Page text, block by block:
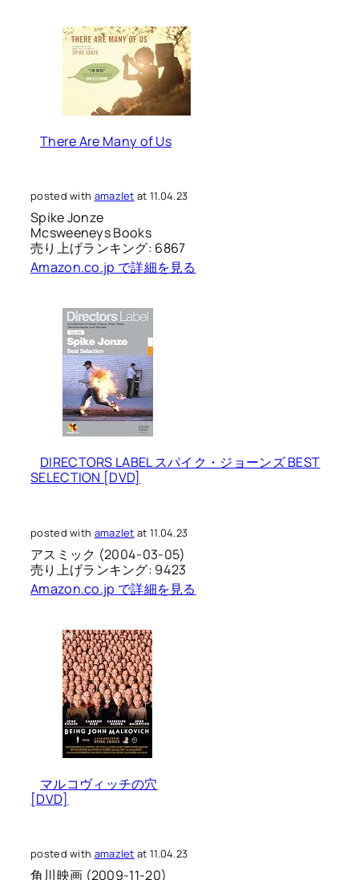
There Are Many of Us
posted with amazlet at 11.04.23
Spike Jonze
Mcsweeneys Books
売り上げランキング: 6867
Amazon.co.jp で詳細を見る
DIRECTORS LABEL スパイク・ジョーンズ BEST
SELECTION [DVD]
posted with amazlet at 11.04.23
アスミック (2004-03-05)
売り上げランキング: 9423
Amazon.co.jp で詳細を見る
マルコヴィッチの穴
[DVD]
posted with amazlet at 11.04.23
角川映画 (2009-11-20)